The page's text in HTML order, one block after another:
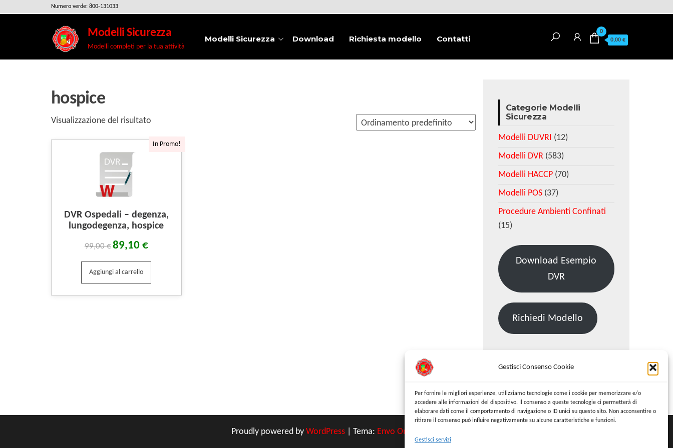
Gestisci Consenso Cookie
Per fornire le migliori esperienze, utilizziamo tecnologie come i cookie per memorizzare e/o
accedere alle informazioni del dispositivo. Il consenso a queste tecnologie ci permetterà di
elaborare dati come il comportamento di navigazione o ID unici su questo sito. Non acconsentire o
ritirare il consenso può influire negativamente su alcune caratteristiche e funzioni.
Gestisci servizi
contenuto
Numero verde: 800-131033
Modelli Sicurezza
Modelli completi per la tua attività
0
0,00 €
Modelli Sicurezza Download Richiesta modello Contatti
hospice
Visualizzazione del risultato
In Promo!
DVR Ospedali – degenza,
lungodegenza, hospice
99,00€89,10 €
Aggiungi al carrello
Categorie Modelli
Sicurezza
Modelli DUVRI (12)
Modelli DVR (583)
Modelli HACCP (70)
Modelli POS (37)
Procedure Ambienti Confinati
(15)
Download Esempio
DVR
Richiedi Modello
Proudly powered by WordPress Tema: Envo Online Store